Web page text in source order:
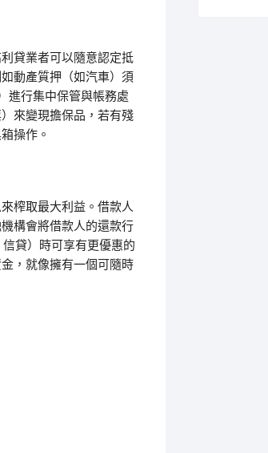
貸業者可以隨意認定抵
動產質押（如汽車）須
進行集中保管與帳務處
來變現擔保品，若有殘
操作。
榨取最大利益。借款人
構會將借款人的還款行
貸）時可享有更優惠的
，就像擁有一個可隨時